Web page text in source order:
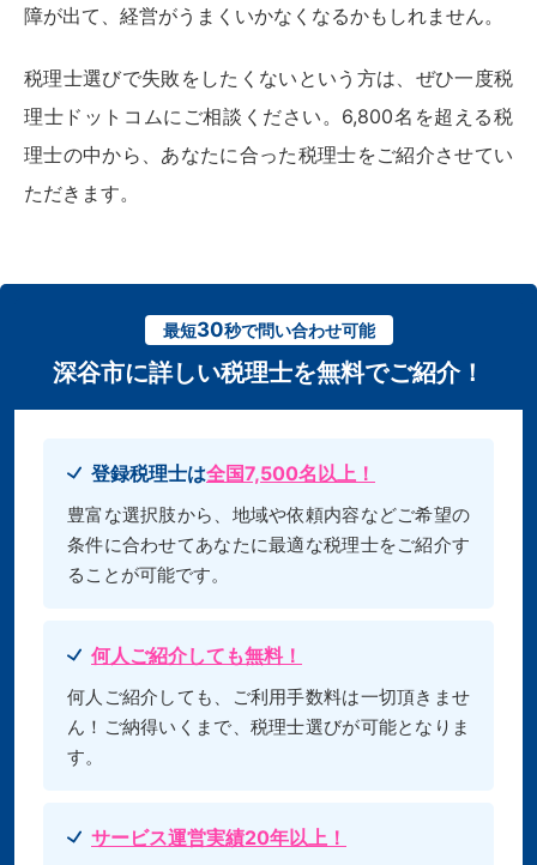
障が出て、経営がうまくいかなくなるかもしれません。
税理士選びで失敗をしたくないという方は、ぜひ一度税
理士ドットコムにご相談ください。6,800名を超える税
理士の中から、あなたに合った税理士をご紹介させてい
ただきます。
最短30秒で問い合わせ可能
深谷市に詳しい税理士を無料でご紹介！
登録税理士は全国7,500名以上！
豊富な選択肢から、地域や依頼内容などご希望の
条件に合わせてあなたに最適な税理士をご紹介す
ることが可能です。
何人ご紹介しても無料！
何人ご紹介しても、ご利用手数料は一切頂きませ
ん！ご納得いくまで、税理士選びが可能となりま
す。
サービス運営実績20年以上！